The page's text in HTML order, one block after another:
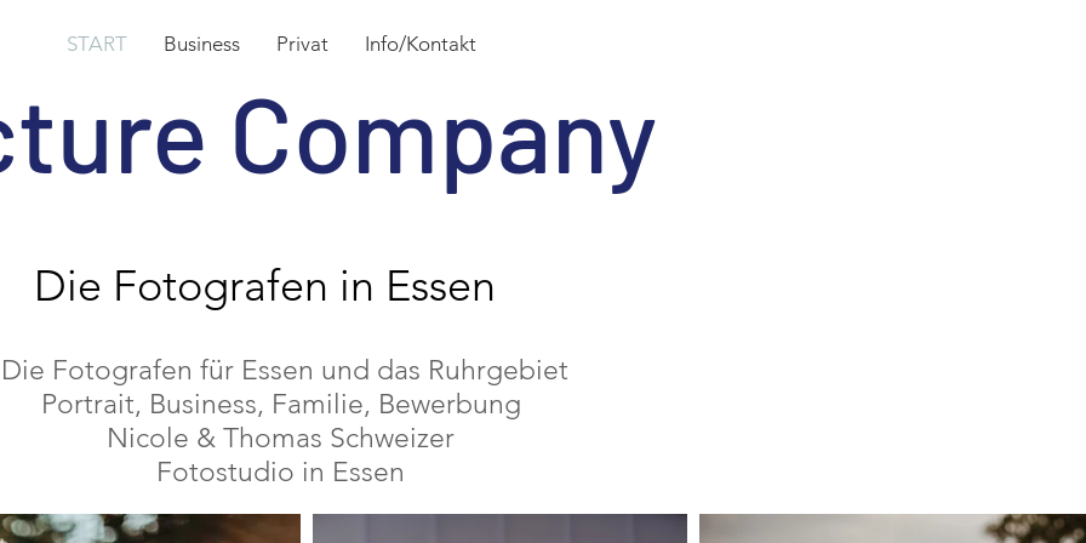
START Business Privat Info/Kontakt
Company
Die Fotografen in Essen
Fotografen für Essen und das Ruhrgebiet
Portrait, Business, Familie, Bewerbung
Nicole & Thomas Schweizer
Fotostudio in Essen